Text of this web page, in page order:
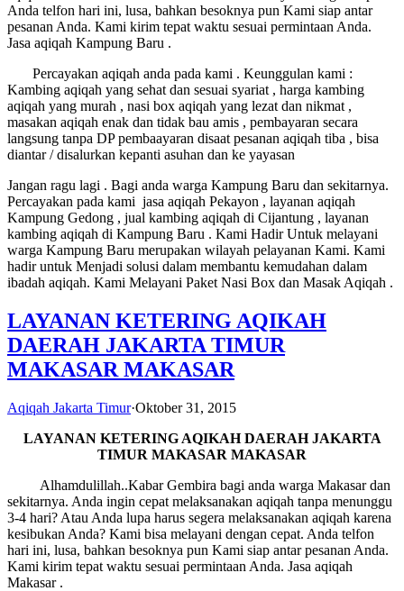
Anda telfon hari ini, lusa, bahkan besoknya pun Kami siap antar
pesanan Anda. Kami kirim tepat waktu sesuai permintaan Anda.
Jasa aqiqah Kampung Baru .
Percayakan aqiqah anda pada kami . Keunggulan kami :
Kambing aqiqah yang sehat dan sesuai syariat , harga kambing
aqiqah yang murah , nasi box aqiqah yang lezat dan nikmat ,
masakan aqiqah enak dan tidak bau amis , pembayaran secara
langsung tanpa DP pembaayaran disaat pesanan aqiqah tiba , bisa
diantar / disalurkan kepanti asuhan dan ke yayasan
Jangan ragu lagi . Bagi anda warga Kampung Baru dan sekitarnya.
Percayakan pada kami jasa aqiqah Pekayon , layanan aqiqah
Kampung Gedong , jual kambing aqiqah di Cijantung , layanan
kambing aqiqah di Kampung Baru . Kami Hadir Untuk melayani
warga Kampung Baru merupakan wilayah pelayanan Kami. Kami
hadir untuk Menjadi solusi dalam membantu kemudahan dalam
ibadah aqiqah. Kami Melayani Paket Nasi Box dan Masak Aqiqah .
LAYANAN KETERING AQIKAH
DAERAH JAKARTA TIMUR
MAKASAR MAKASAR
Aqiqah Jakarta Timur·Oktober 31, 2015
LAYANAN KETERING AQIKAHDAERAH JAKARTA
TIMUR MAKASAR MAKASAR
Alhamdulillah..Kabar Gembira bagi anda warga Makasar dan
sekitarnya. Anda ingin cepat melaksanakan aqiqah tanpa menunggu
3-4 hari? Atau Anda lupa harus segera melaksanakan aqiqah karena
kesibukan Anda? Kami bisa melayani dengan cepat. Anda telfon
hari ini, lusa, bahkan besoknya pun Kami siap antar pesanan Anda.
Kami kirim tepat waktu sesuai permintaan Anda. Jasa aqiqah
Makasar .